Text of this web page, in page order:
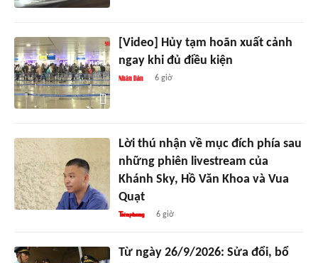
[Video] Hủy tạm hoãn xuất cảnh
ngay khi đủ điều kiện
6 giờ
Lời thú nhận về mục đích phía sau
những phiên livestream của
Khánh Sky, Hồ Văn Khoa và Vua
Quạt
6 giờ
Từ ngày 26/9/2026: Sửa đổi, bổ